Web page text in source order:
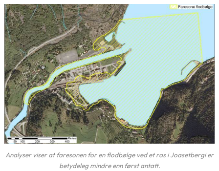
Analyser viser at faresonen for en flodbølge ved et ras i Joasetbergi er
betydeleg mindre enn først antatt.